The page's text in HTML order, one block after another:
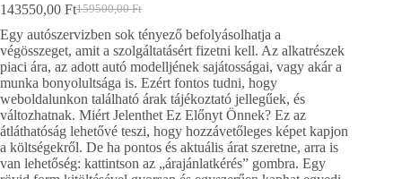
159500,00Ft
Original
price
was:
159500,00 Ft.
143550,00 FtCurrent
price
is:
143550,00 Ft.
Egy autószervizben sok tényező befolyásolhatja a
végösszeget, amit a szolgáltatásért fizetni kell. Az alkatrészek
piaci ára, az adott autó modelljének sajátosságai, vagy akár a
munka bonyolultsága is. Ezért fontos tudni, hogy
weboldalunkon található árak tájékoztató jellegűek, és
változhatnak. Miért Jelenthet Ez Előnyt Önnek? Ez az
átláthatóság lehetővé teszi, hogy hozzávetőleges képet kapjon
a költségekről. De ha pontos és aktuális árat szeretne, arra is
van lehetőség: kattintson az „árajánlatkérés” gombra. Egy